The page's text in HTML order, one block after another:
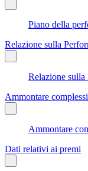
Piano della
Relazione sulla
Relazione sulla
Ammontare
Ammontare
Dati relativi ai premi